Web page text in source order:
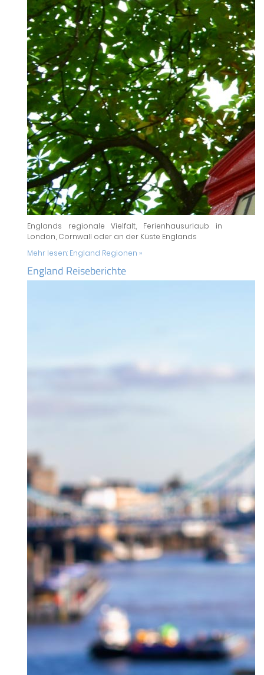
Englands regionale Vielfalt, Ferienhausurlaub in
London, Cornwall oder an der Küste Englands
Mehr lesen: England Regionen »
England Reiseberichte